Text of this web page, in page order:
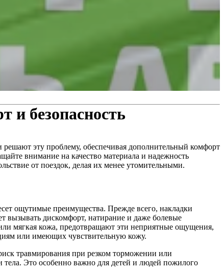
и безопасность
эту проблему, обеспечивая дополнительный комфорт
внимание на качество материала и надежность
от поездок, делая их менее утомительными.
ощутимые преимущества. Прежде всего, накладки
вызывать дискомфорт, натирание и даже болевые
мягкая кожа, предотвращают эти неприятные ощущения,
или имеющих чувствительную кожу.
травмирования при резком торможении или
Это особенно важно для детей и людей пожилого